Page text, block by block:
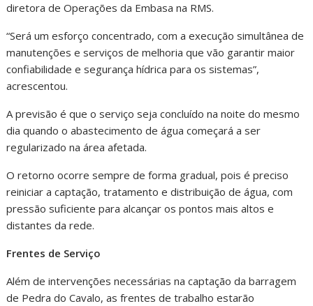
diretora de Operações da Embasa na RMS.
“Será um esforço concentrado, com a execução simultânea de
manutenções e serviços de melhoria que vão garantir maior
confiabilidade e segurança hídrica para os sistemas”,
acrescentou.
A previsão é que o serviço seja concluído na noite do mesmo
dia quando o abastecimento de água começará a ser
regularizado na área afetada.
O retorno ocorre sempre de forma gradual, pois é preciso
reiniciar a captação, tratamento e distribuição de água, com
pressão suficiente para alcançar os pontos mais altos e
distantes da rede.
Frentes de Serviço
Além de intervenções necessárias na captação da barragem
de Pedra do Cavalo, as frentes de trabalho estarão